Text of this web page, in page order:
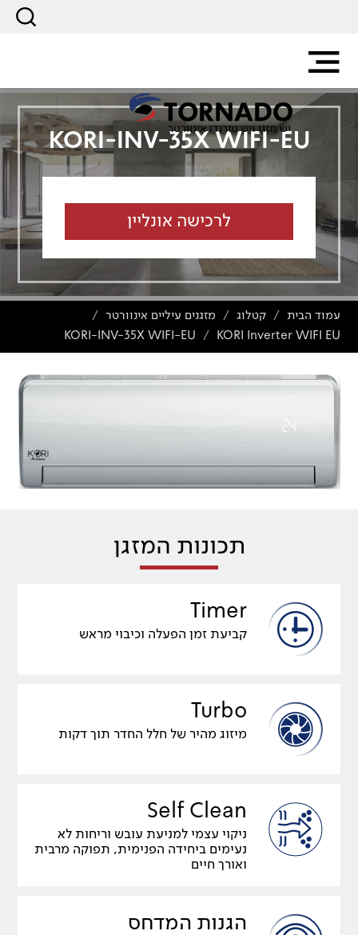
KORI-INV-35X WIFI-EU
לרכישה אונליין
עמוד הבית / קטלוג / מזגנים עיליים אינוורטר /
KORI Inverter WIFI EU
/
KORI-INV-35X WIFI-EU
תכונות המזגן
Timer
קביעת זמן הפעלה וכיבוי מראש
Turbo
מיזוג מהיר של חלל החדר תוך דקות
Self Clean
ניקוי עצמי למניעת עובש וריחות לא
נעימים ביחידה הפנימית, תפוקה מרבית
ואורך חיים
הגנות המדחס